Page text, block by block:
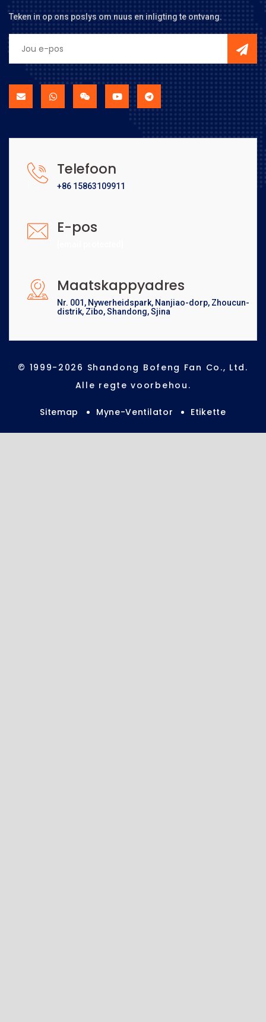
Teken in op ons poslys om nuus en inligting te ontvang.
Telefoon
+86 15863109911
E-pos
Maatskappyadres
Nr. 001, Nywerheidspark, Nanjiao-dorp, Zhoucun-
distrik, Zibo, Shandong, Sjina
© 1999-2026 Shandong Bofeng Fan Co., Ltd.
Alle regte voorbehou.
Sitemap Myne-Ventilator Etikette